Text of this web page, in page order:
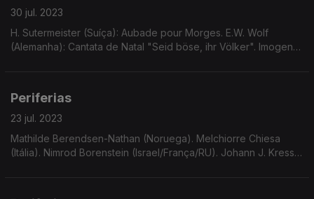
30 jul. 2023
H. Sutermeister (Suíça): Aubade pour Morges. E.W. Wolf
(Alemanha): Cantata de Natal "Seid böse, ihr Völker". Imogen
Periferias
23 jul. 2023
Mathilde Berendsen-Nathan (Noruega). Melchiorre Chiesa
(Itália). Nimrod Borenstein (Israel/França/RU). Johann J. Kress